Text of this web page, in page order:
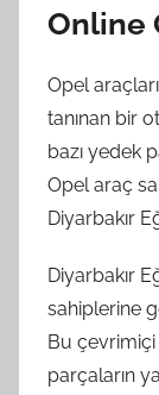
Online
Opel
tanınan bir
bazı yedek
Opel araç
Diyarbakır
Diyarbakır
sahiplerine
Bu
parçaların